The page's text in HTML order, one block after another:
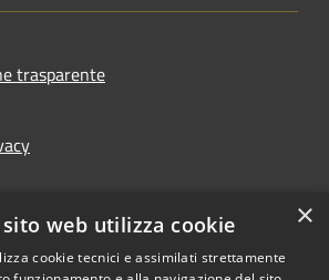
trasparente
accessibilità
×
web utilizza cookie
cookie tecnici e assimilati strettamente